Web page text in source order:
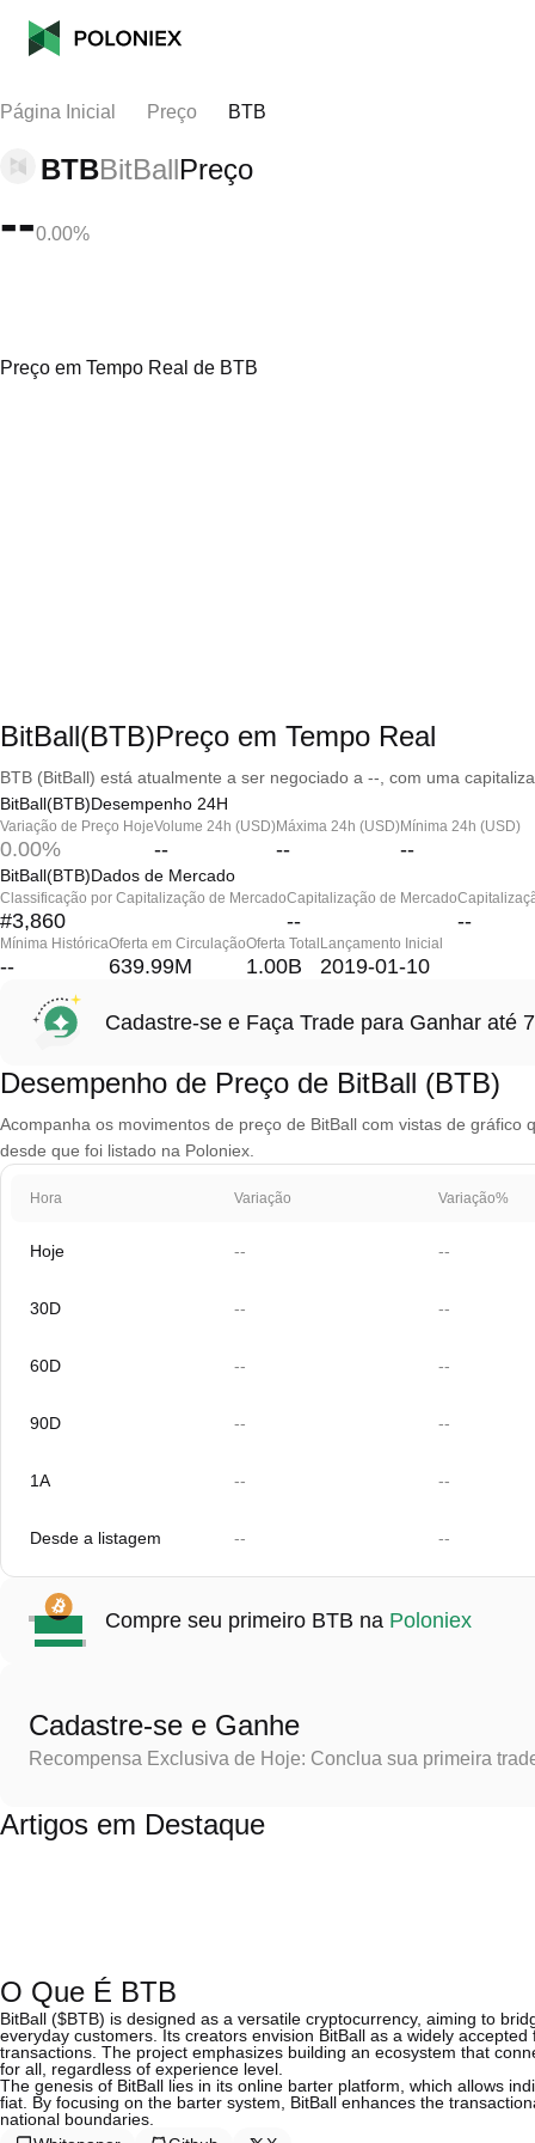
Página Inicial Preço BTB
BTBBitBallPreço
--0.00%
Preço em Tempo Real de BTB
BitBall(BTB)Preço em Tempo Real
BTB (BitBall) está atualmente a ser negociado a --, com uma
BitBall(BTB)Desempenho 24H
Variação de Preço Hoje
0.00%
Volume 24h (USD)
--
Máxima 24h (USD)
--
Mínima 24h (USD)
--
BitBall(BTB)Dados de Mercado
Classificação por Capitalização de Mercado
#3,860
Capitalização de Mercado
-- --
Mínima Histórica
--
Oferta em Circulação
639.99M
Oferta Total
1.00B
Lançamento Inicial
2019-01-10
Cadastre-se e Faça Trade para Ganhar até
Desempenho de Preço de BitBall (BTB)
Acompanha os movimentos de preço de BitBall com vistas de
desde que foi listado na Poloniex.
Hora Variação Variação%
Hoje -- --
30D -- --
60D -- --
90D -- --
1A -- --
Desde a listagem -- --
Compre seu primeiro BTB na Poloniex
Cadastre-se e Ganhe
Recompensa Exclusiva de Hoje: Conclua sua primeira
Artigos em Destaque
O Que É BTB
BitBall ($BTB) is designed as a versatile cryptocurrency, aiming to
everyday customers. Its creators envision BitBall as a widely
transactions. The project emphasizes building an ecosystem that
for all, regardless of experience level.
The genesis of BitBall lies in its online barter platform, which allows
fiat. By focusing on the barter system, BitBall enhances the
national boundaries.